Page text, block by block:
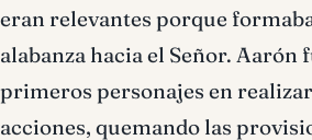
eran relevantes porque
alabanza hacia el Señor. Aarón
primeros personajes en
acciones, quemando las